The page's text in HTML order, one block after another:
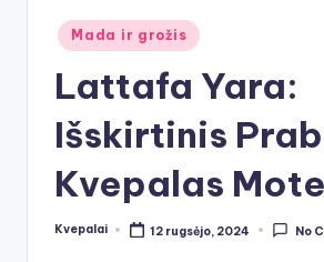
Posted
in
Mada ir grožis
Lattafa Yara:
Išskirtinis
Kvepalas
Posted
Kvepalai 12 rugsėjo, 2024 No